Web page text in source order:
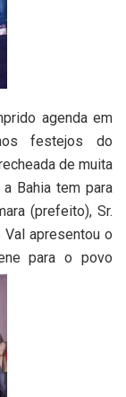
agenda em
festejos do
de muita
Bahia tem para
(prefeito), Sr.
Val apresentou o
para o povo